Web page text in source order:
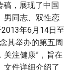
稿，展现了中国
男同志、双性恋
年6月14日至
其举办的第五周
关注健康”，旨在
文件详细介绍了